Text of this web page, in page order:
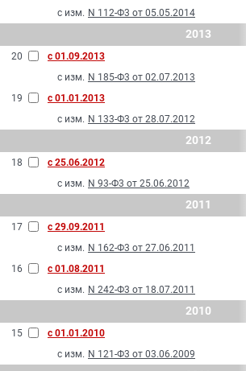
с изм. N 112-Ф3 от 05.05.2014
2013
20
с 01.09.2013
с изм. N 185-Ф3 от 02.07.2013
19
с 01.01.2013
с изм. N 133-Ф3 от 28.07.2012
2012
18
с 25.06.2012
с изм. N 93-Ф3 от 25.06.2012
2011
17
с 29.09.2011
с изм. N 162-Ф3 от 27.06.2011
16
с 01.08.2011
с изм. N 242-Ф3 от 18.07.2011
2010
15
с 01.01.2010
с изм. N 121-Ф3 от 03.06.2009